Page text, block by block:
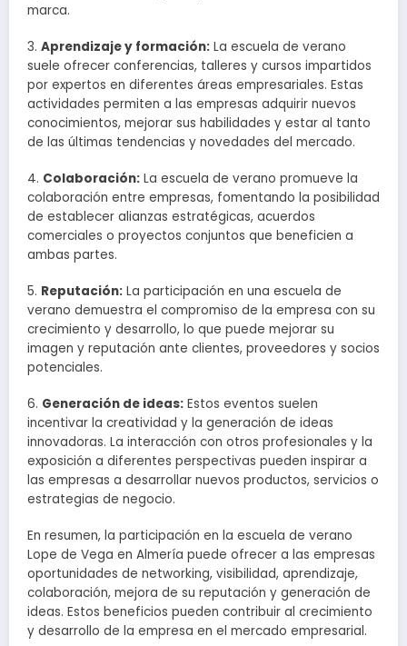
marca.
3. Aprendizaje y formación: La escuela de verano
suele ofrecer conferencias, talleres y cursos impartidos
por expertos en diferentes áreas empresariales. Estas
actividades permiten a las empresas adquirir nuevos
conocimientos, mejorar sus habilidades y estar al tanto
de las últimas tendencias y novedades del mercado.
4. Colaboración: La escuela de verano promueve la
colaboración entre empresas, fomentando la posibilidad
de establecer alianzas estratégicas, acuerdos
comerciales o proyectos conjuntos que beneficien a
ambas partes.
5. Reputación: La participación en una escuela de
verano demuestra el compromiso de la empresa con su
crecimiento y desarrollo, lo que puede mejorar su
imagen y reputación ante clientes, proveedores y socios
potenciales.
6. Generación de ideas: Estos eventos suelen
incentivar la creatividad y la generación de ideas
innovadoras. La interacción con otros profesionales y la
exposición a diferentes perspectivas pueden inspirar a
las empresas a desarrollar nuevos productos, servicios o
estrategias de negocio.
En resumen, la participación en la escuela de verano
Lope de Vega en Almería puede ofrecer a las empresas
oportunidades de networking, visibilidad, aprendizaje,
colaboración, mejora de su reputación y generación de
ideas. Estos beneficios pueden contribuir al crecimiento
y desarrollo de la empresa en el mercado empresarial.